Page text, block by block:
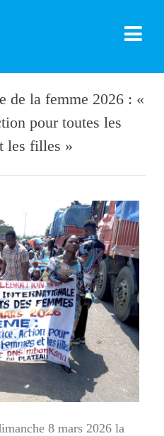
de la femme 2026 : «
pour toutes les
les filles »
8 mars 2026 la